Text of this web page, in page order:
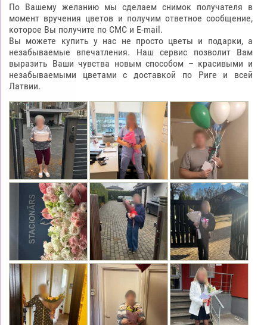
По Вашему желанию мы сделаем снимок получателя в
момент вручения цветов и получим ответное сообщение,
которое Вы получите по СМС и E-mail.
Вы можете купить у нас не просто цветы и подарки, а
незабываемые впечатления. Наш сервис позволит Вам
выразить Ваши чувства новым способом – красивыми и
незабываемыми цветами с доставкой по Риге и всей
Латвии.